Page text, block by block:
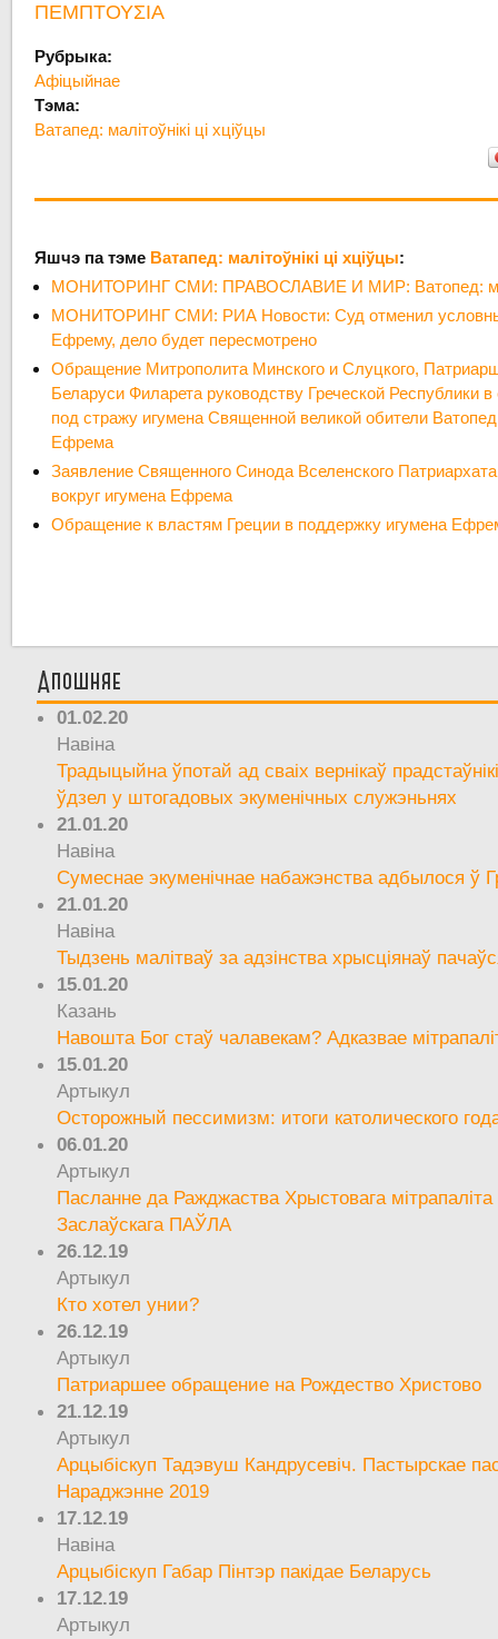
ΠΕΜΠΤΟΥΣΙΑ
Рубрыка:
Афіцыйнае
Тэма:
Ватапед: малітоўнікі ці хціўцы
Яшчэ па тэме Ватапед: малітоўнікі ці хціўцы:
МОНИТОРИНГ СМИ: ПРАВОСЛАВИЕ И МИР: Ватопед:
МОНИТОРИНГ СМИ: РИА Новости: Суд отменил
Ефрему, дело будет пересмотрено
Обращение Митрополита Минского и Слуцкого,
Беларуси Филарета руководству Греческой Республики
под стражу игумена Священной великой обители
Ефрема
Заявление Священного Синода Вселенского
вокруг игумена Ефрема
Обращение к властям Греции в поддержку игумена
Апошняе
01.02.20
Навіна
Традыцыйна ўпотай ад сваіх вернікаў
ўдзел у штогадовых экуменічных служэньнях
21.01.20
Навіна
Сумеснае экуменічнае набажэнства адбылося ў
21.01.20
Навіна
Тыдзень малітваў за адзінства хрысціянаў
15.01.20
Казань
Навошта Бог стаў чалавекам? Адказвае
15.01.20
Артыкул
Осторожный пессимизм: итоги католического
06.01.20
Артыкул
Пасланне да Ражджаства Хрыстовага мітрапаліта
Заслаўскага ПАЎЛА
26.12.19
Артыкул
Кто хотел унии?
26.12.19
Артыкул
Патриаршее обращение на Рождество Христово
21.12.19
Артыкул
Арцыбіскуп Тадэвуш Кандрусевіч. Пастырскае
Нараджэнне 2019
17.12.19
Навіна
Арцыбіскуп Габар Пінтэр пакідае Беларусь
17.12.19
Артыкул